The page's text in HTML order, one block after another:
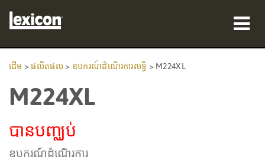
ផលិតផល
កន្លែងទិញ
ដើម >ផលិតផល> ឧបករណ៍ដំណើរការលទ្ធិ > M224XL
M224XL
បានបញ្ឈប់
ឧបករណ៍ដំណើរការ